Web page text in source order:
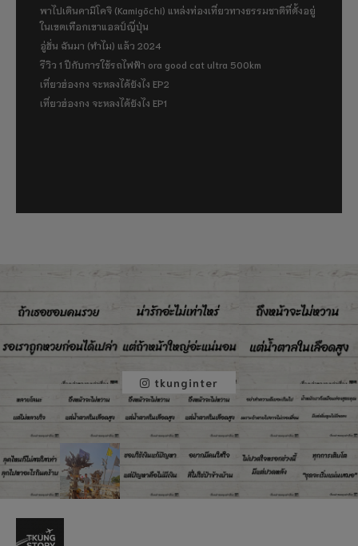
พาไปเดินคามิโคจิ (Kamigōchi) แหล่งท่องเที่ยวทางธรรมชาติที่ตั้งอยู่
ในเขตเทือกเขาแอลป์ญี่ปุ่น
อู่ฮั่น ฉันมา (ทำไม) แล้ว 2024
รีวิว 1 ปีกับการใช้รถไฟฟ้า ora good cat ultra 500km
เที่ยวฮ่องกง จะหลงได้ยังไง EP2
เที่ยวฮ่องกง จะหลงได้ยังไง EP1
tkunginter